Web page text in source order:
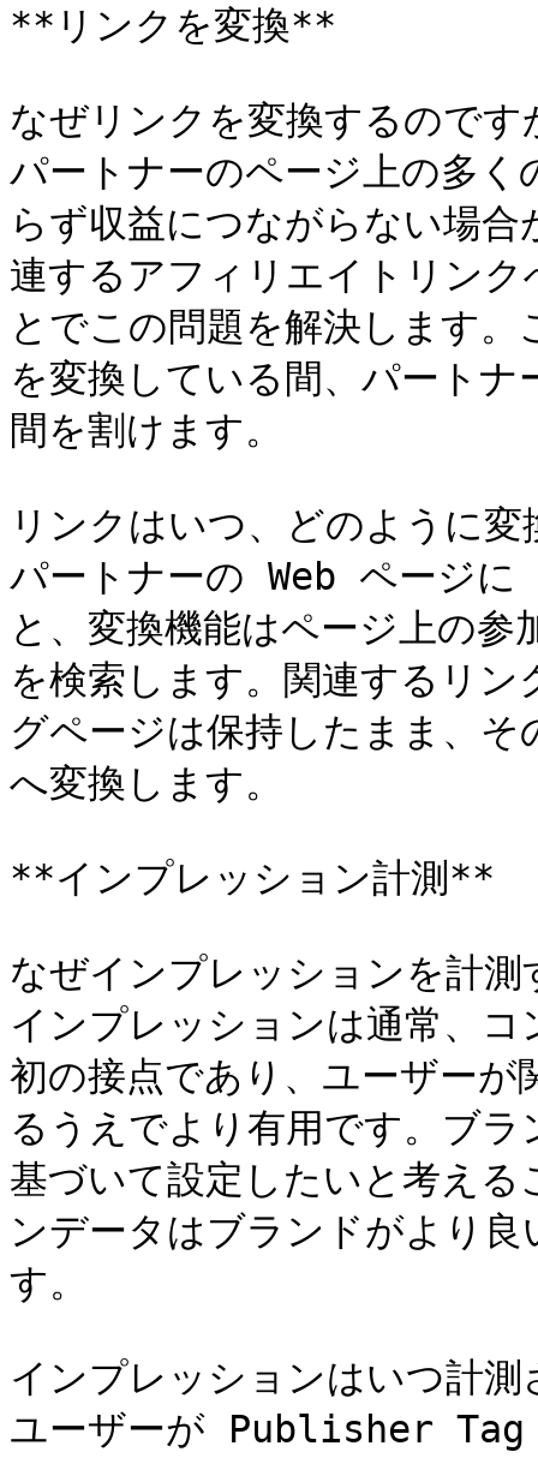
**リンクを変換**
なぜリンクを変換するので
パートナーのページ上の多
らず収益につながらない場
連するアフィリエイトリン
とでこの問題を解決します
を変換している間、パート
間を割けます。
リンクはいつ、どのように
パートナーの Web ページ
と、変換機能はページ上の
を検索します。関連するリ
グページは保持したまま、
へ変換します。
**インプレッション計測**
なぜインプレッションを計
インプレッションは通常、
初の接点であり、ユーザーが
るうえでより有用です。ブ
基づいて設定したいと考え
ンデータはブランドがより
す。
インプレッションはいつ計
ユーザーが Publisher Tag